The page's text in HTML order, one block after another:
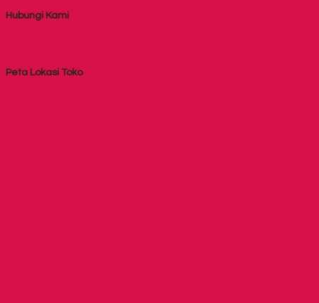
Hubungi Kami
Peta Lokasi Toko